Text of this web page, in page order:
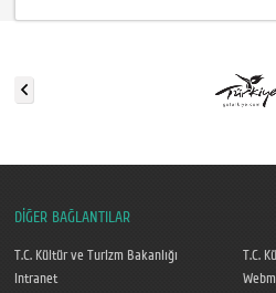
DİĞER BAĞLANTILAR
T.C. Kültür ve Turizm Bakanlığı
T.C.
Intranet